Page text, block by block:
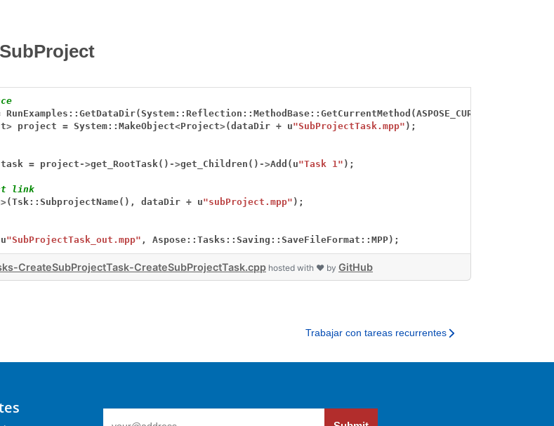
RunExamples::GetDataDir(System::Reflection::MethodBase::GetCurrentMethod(ASPOSE_CURRENT_FUNCTION)
> project = System::MakeObject<Project>(dataDir + u"SubProjectTask.mpp" );
task = project ->get_RootTask() ->get_Children() ->Add(u"Task 1" );
link
>(Tsk::SubprojectName(), dataDir + u"subProject.mpp" );
u"SubProjectTask_out.mpp" , Aspose::Tasks::Saving::SaveFileFormat::MPP);
CreateSubProjectTask-CreateSubProjectTask.cpp hosted with ❤ by GitHub
Trabajar con tareas recurrentes